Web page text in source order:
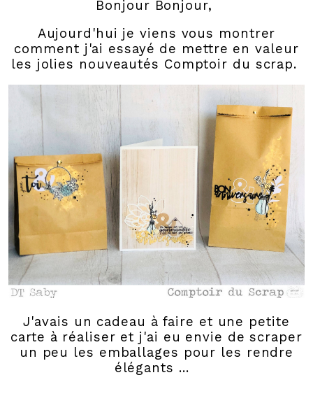
Bonjour Bonjour,
Aujourd'hui je viens vous montrer
comment j'ai essayé de mettre en valeur
les jolies nouveautés Comptoir du scrap.
J'avais un cadeau à faire et une petite
carte à réaliser et j'ai eu envie de scraper
un peu les emballages pour les rendre
élégants ...